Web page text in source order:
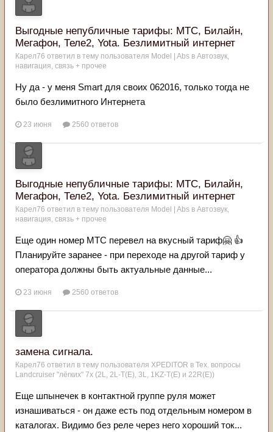
Выгодные непубличные тарифы: МТС, Билайн,
Мегафон, Теле2, Yota. Безлимитный интернет
Карел76 ответил в тему пользователя Model | Abs в Автозвук,
навигация, связь + прочее
Ну да - у меня Smart для своих 062016, только тогда не
было безлимитного Интернета
23 июня 2560 ответов
Выгодные непубличные тарифы: МТС, Билайн,
Мегафон, Теле2, Yota. Безлимитный интернет
Карел76 ответил в тему пользователя Model | Abs в Автозвук,
навигация, связь + прочее
Еще один номер МТС перевел на вкусный тариф🤗 👍
Планируйте заранее - при переходе на другой тариф у
оператора должны быть актуальные данные...
23 июня 2560 ответов
замена сигнала.
Карел76 ответил в тему пользователя XPEDITOR в Тех. вопросы
Landcruiser "лёгких" 7x (2L, 2L-T(Е), 3L, 1KZ-T(E) и 22R(Е))
Еще шпынечек в контактной группе руля может
изнашиваться - он даже есть под отдельным номером в
каталогах. Видимо без реле через него хороший ток...